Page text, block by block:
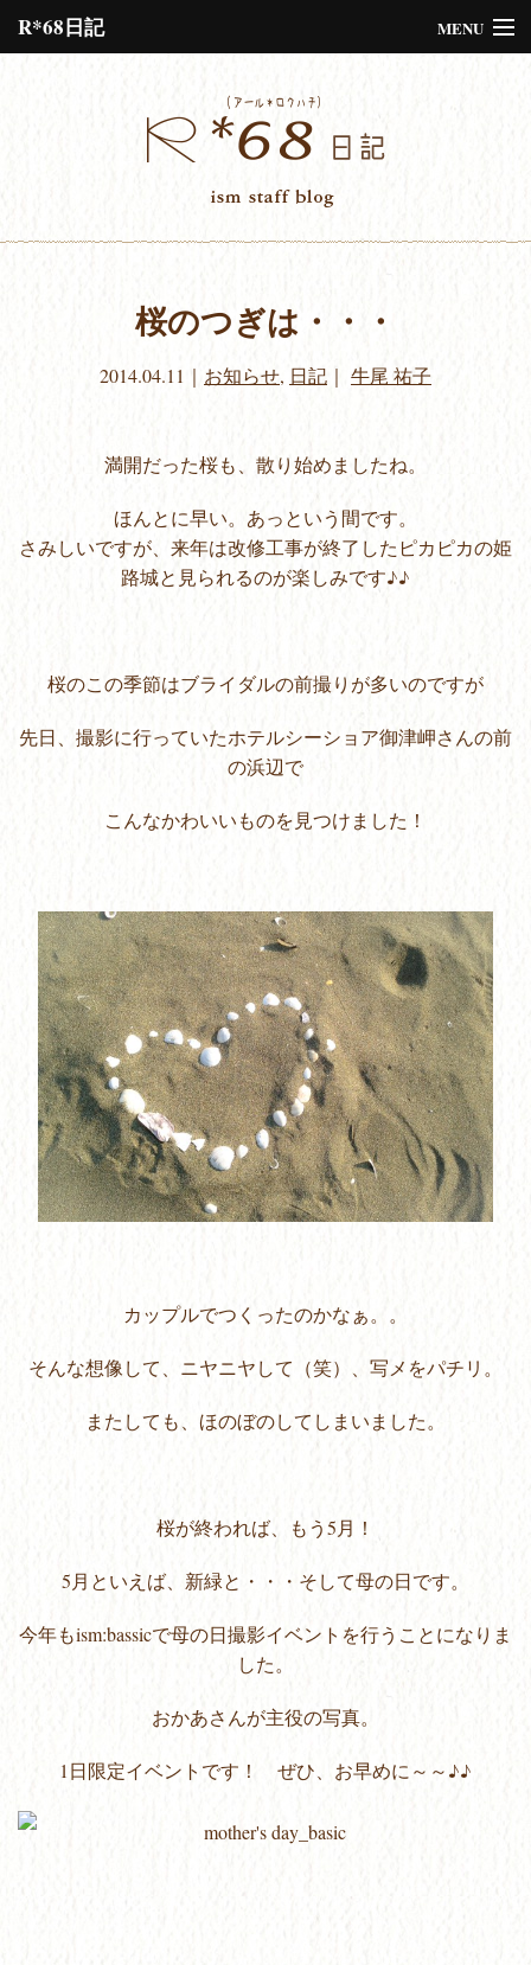
R*68日記 MENU
Please assign a menu to the primary menu location under
the design.
桜のつぎは・・・
2014.04.11 ｜ お知らせ, 日記 ｜ 牛尾 祐子
満開だった桜も、散り始めましたね。
ほんとに早い。あっという間です。
さみしいですが、来年は改修工事が終了したピカピカの姫
路城と見られるのが楽しみです♪♪
桜のこの季節はブライダルの前撮りが多いのですが
先日、撮影に行っていたホテルシーショア御津岬さんの前
の浜辺で
こんなかわいいものを見つけました！
カップルでつくったのかなぁ。。
そんな想像して、ニヤニヤして（笑）、写メをパチリ。
またしても、ほのぼのしてしまいました。
桜が終われば、もう5月！
5月といえば、新緑と・・・そして母の日です。
今年もism:bassicで母の日撮影イベントを行うことになりま
した。
おかあさんが主役の写真。
1日限定イベントです！ ぜひ、お早めに～～♪♪